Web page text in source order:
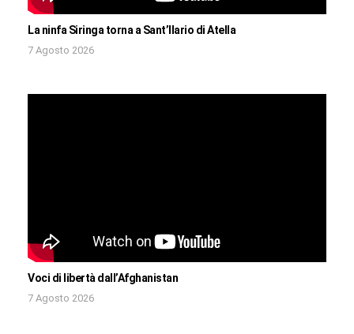
La ninfa Siringa torna a Sant’Ilario di Atella
7 Agosto 2026
Voci di libertà dall’Afghanistan
7 Agosto 2026